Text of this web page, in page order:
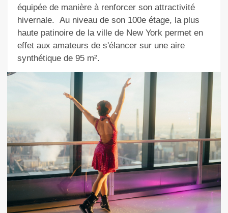
équipée de manière à renforcer son attractivité
hivernale. Au niveau de son 100e étage, la plus
haute patinoire de la ville de New York permet en
effet aux amateurs de s'élancer sur une aire
synthétique de 95 m².